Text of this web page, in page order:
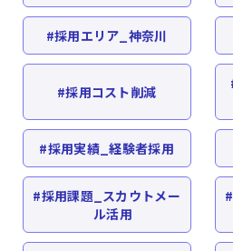
採用エリア_神奈川
採用コスト削減
採用実績_経験者採用
採用課題_スカウトメー
ル活用